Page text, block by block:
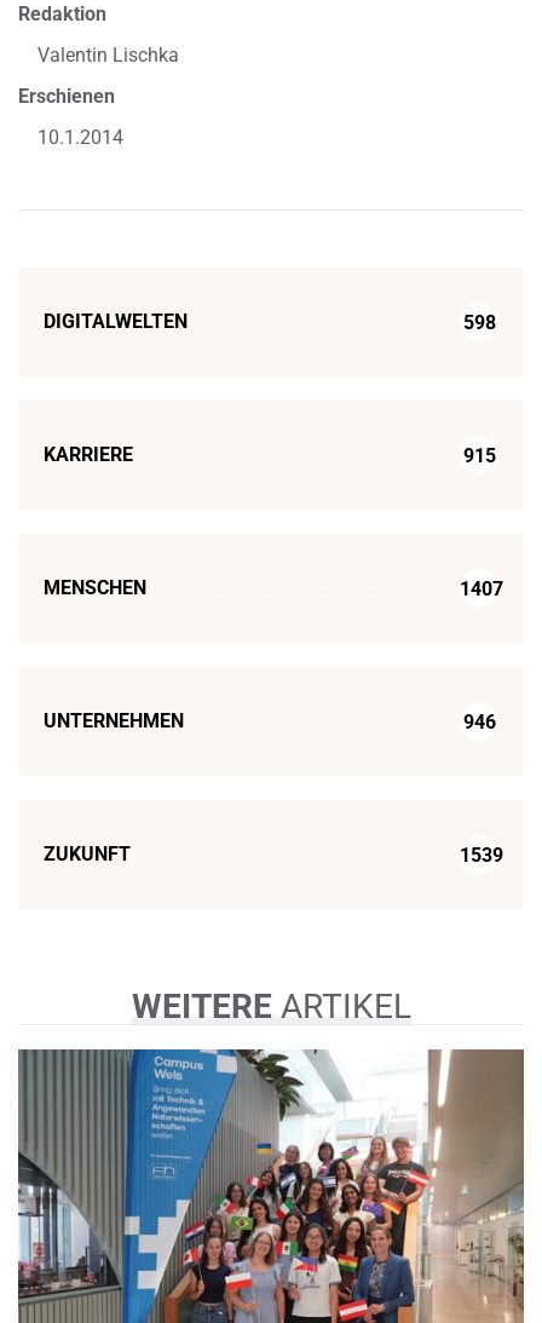
Redaktion
Valentin Lischka
Erschienen
10.1.2014
DIGITALWELTEN 598
KARRIERE 915
MENSCHEN 1407
UNTERNEHMEN 946
ZUKUNFT 1539
WEITEREARTIKEL